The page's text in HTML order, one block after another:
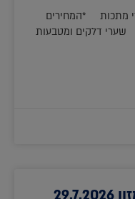
מתכות *המחירים
דלקים ומטבעות